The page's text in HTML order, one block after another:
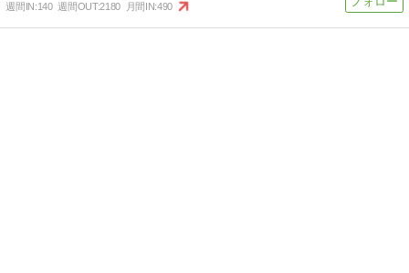
週間IN:140 週間OUT:2180 月間IN:490